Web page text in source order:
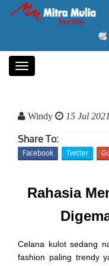
Toggle
Windy 15 Jul
Share To:
Facebook Twitter
Rahasia
Celana kulot sedang
fashion paling trendy